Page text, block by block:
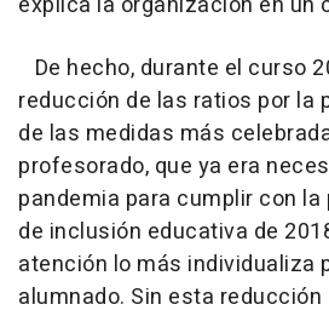
De hecho, durante el curso
reducción de las ratios por la
de las medidas más
profesorado, que ya era
pandemia para cumplir con
de inclusión educativa de
atención lo más individualiza
alumnado. Sin esta